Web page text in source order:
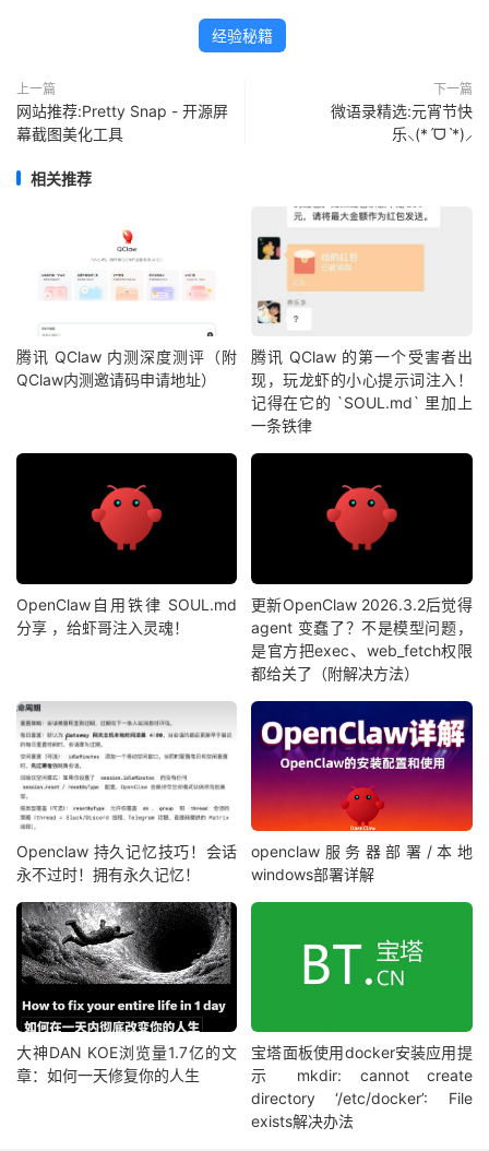
经验秘籍
上一篇
网站推荐:Pretty Snap - 开源屏
幕截图美化工具
下一篇
微语录精选:元宵节快
乐⸜(*ˊᗜˋ*)⸝
相关推荐
腾讯 QClaw 内测深度测评（附
QClaw内测邀请码申请地址）
腾讯 QClaw 的第一个受害者出
现，玩龙虾的小心提示词注入！
记得在它的 `SOUL.md` 里加上
一条铁律
OpenClaw自用铁律 SOUL.md
分享 ，给虾哥注入灵魂！
更新OpenClaw 2026.3.2后觉得
agent 变蠢了？不是模型问题，
是官方把exec、web_fetch权限
都给关了（附解决方法）
Openclaw 持久记忆技巧！会话
永不过时！拥有永久记忆！
openclaw服务器部署/本地
windows部署详解
大神DAN KOE浏览量1.7亿的文
章：如何一天修复你的人生
宝塔面板使用docker安装应用提
示 mkdir: cannot create
directory ‘/etc/docker’: File
exists解决办法